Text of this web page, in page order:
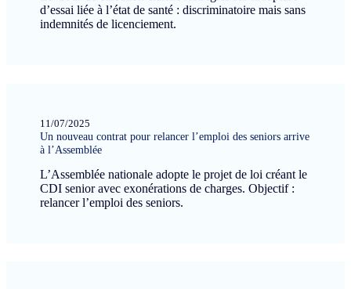
d’essai liée à l’état de santé : discriminatoire mais sans
indemnités de licenciement.
11/07/2025
Un nouveau contrat pour relancer l’emploi des seniors arrive
à l’Assemblée
L’Assemblée nationale adopte le projet de loi créant le
CDI senior avec exonérations de charges. Objectif :
relancer l’emploi des seniors.